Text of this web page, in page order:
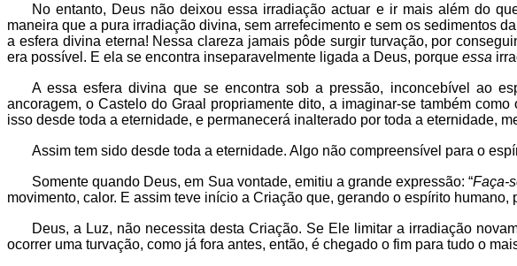
No entanto, Deus não deixou essa irradiação actuar e ir mais além do
maneira que a pura irradiação divina, sem arrefecimento e sem os sedimentos
a esfera divina eterna! Nessa clareza jamais pôde surgir turvação, por
era possível. E ela se encontra inseparavelmente ligada a Deus, porque essa
A essa esfera divina que se encontra sob a pressão, inconcebível ao
ancoragem, o Castelo do Graal propriamente dito, a imaginar-se também
isso desde toda a eternidade, e permanecerá inalterado por toda a eternidade,
Assim tem sido desde toda a eternidade. Algo não compreensível para o
Somente quando Deus, em Sua vontade, emitiu a grande expressão: “Faça-
movimento, calor. E assim teve início a Criação que, gerando o espírito humano,
Deus, a Luz, não necessita desta Criação. Se Ele limitar a irradiação
ocorrer uma turvação, como já fora antes, então, é chegado o fim para tudo o